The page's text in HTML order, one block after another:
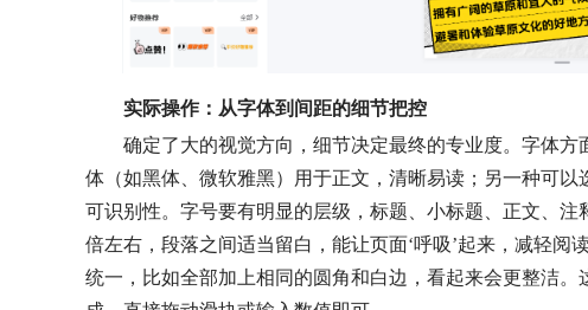
实际操作：从字体到间距的细节把控
确定了大的视觉方向，细节决定最终的专业度。字体
体（如黑体、微软雅黑）用于正文，清晰易读；另一种可
可识别性。字号要有明显的层级，标题、小标题、正文、
倍左右，段落之间适当留白，能让页面‘呼吸’起来，减轻
统一，比如全部加上相同的圆角和白边，看起来会更整洁